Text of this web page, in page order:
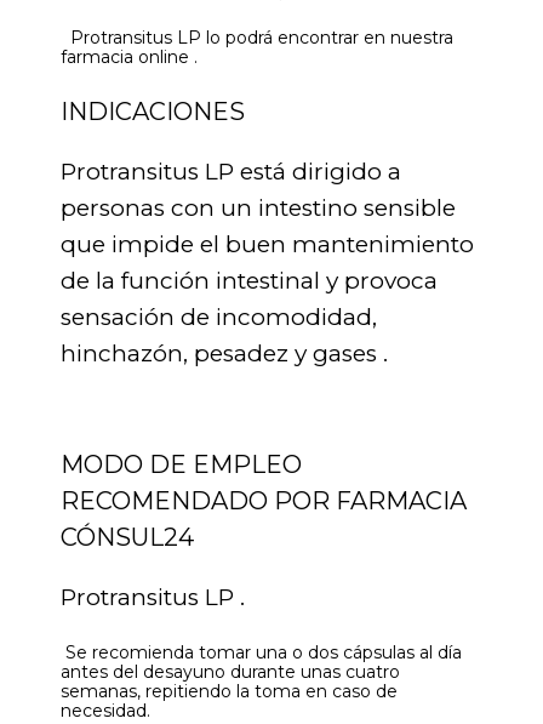
Protransitus LP lo podrá encontrar en nuestra
farmacia online .
INDICACIONES
Protransitus LP está dirigido a
personas con un intestino sensible
que impide el buen mantenimiento
de la función intestinal y provoca
sensación de incomodidad,
hinchazón, pesadez y gases .
MODO DE EMPLEO
RECOMENDADO POR FARMACIA
CÓNSUL24
Protransitus LP .
Se recomienda tomar una o dos cápsulas al día
antes del desayuno durante unas cuatro
semanas, repitiendo la toma en caso de
necesidad.